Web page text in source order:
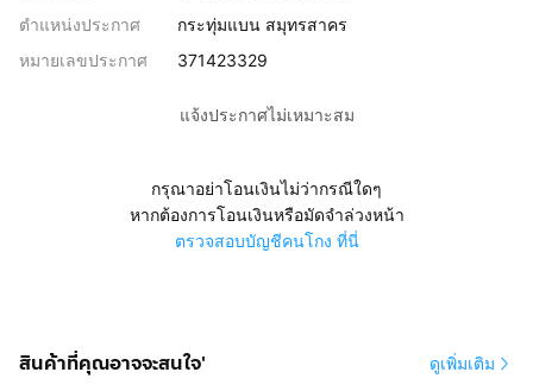
ตำแหน่งประกาศ
กระทุ่มแบน สมุทรสาคร
หมายเลขประกาศ
371423329
แจ้งประกาศไม่เหมาะสม
กรุณาอย่าโอนเงินไม่ว่ากรณีใดๆ
หากต้องการโอนเงินหรือมัดจำล่วงหน้า
ตรวจสอบบัญชีคนโกง ที่นี่
สินค้าที่คุณอาจจะสนใจ' ดูเพิ่มเติม